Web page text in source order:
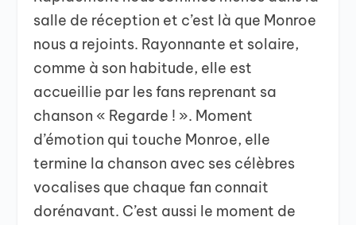
salle de réception et c’est là que Monroe
nous a rejoints. Rayonnante et solaire,
comme à son habitude, elle est
accueillie par les fans reprenant sa
chanson « Regarde ! ». Moment
d’émotion qui touche Monroe, elle
termine la chanson avec ses célèbres
vocalises que chaque fan connait
dorénavant. C’est aussi le moment de